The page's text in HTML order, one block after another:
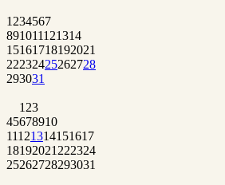
1 234567
891011121314
15161718192021
22232425262728
293031
1 23
45678910
11121314151617
18192021 222324
25262728293031